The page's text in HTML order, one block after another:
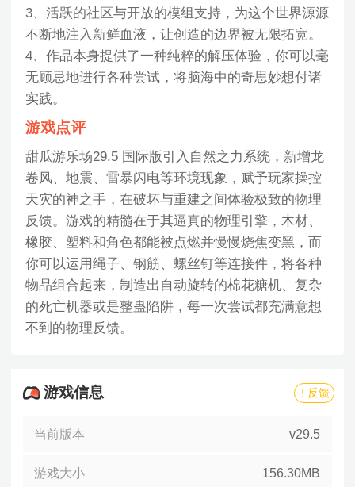
3、活跃的社区与开放的模组支持，为这个世界源源
不断地注入新鲜血液，让创造的边界被无限拓宽。
4、作品本身提供了一种纯粹的解压体验，你可以毫
无顾忌地进行各种尝试，将脑海中的奇思妙想付诸
实践。
游戏点评
甜瓜游乐场29.5 国际版引入自然之力系统，新增龙
卷风、地震、雷暴闪电等环境现象，赋予玩家操控
天灾的神之手，在破坏与重建之间体验极致的物理
反馈。游戏的精髓在于其逼真的物理引擎，木材、
橡胶、塑料和角色都能被点燃并慢慢烧焦变黑，而
你可以运用绳子、钢筋、螺丝钉等连接件，将各种
物品组合起来，制造出自动旋转的棉花糖机、复杂
的死亡机器或是整蛊陷阱，每一次尝试都充满意想
不到的物理反馈。
游戏信息 ! 反馈
当前版本 v29.5
游戏大小 156.30MB